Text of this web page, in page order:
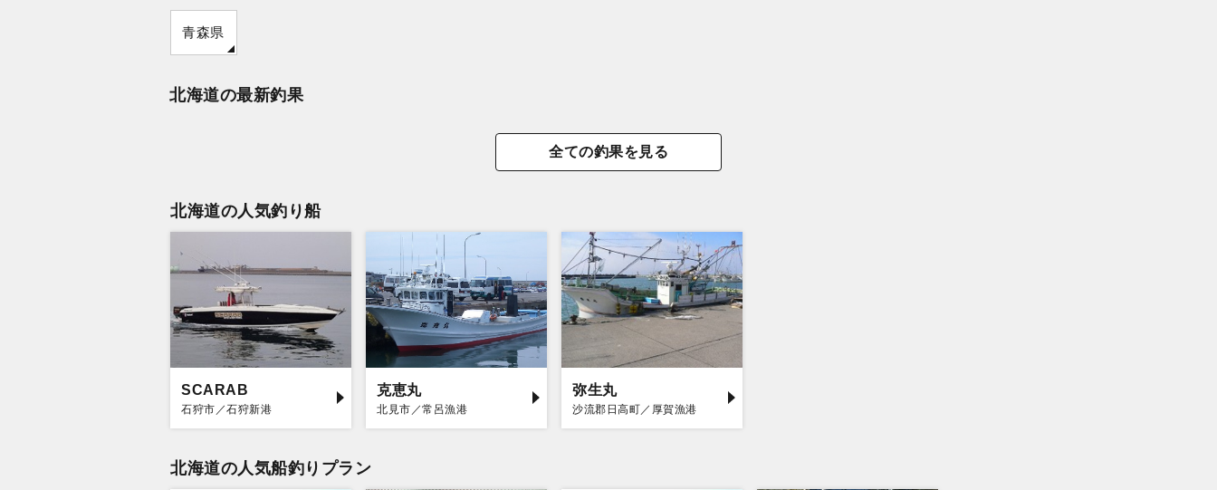
青森県
北海道の最新釣果
全ての釣果を見る
北海道の人気釣り船
SCARAB
石狩市／石狩新港
克恵丸
北見市／常呂漁港
弥生丸
沙流郡日高町／厚賀漁港
北海道の人気船釣りプラン